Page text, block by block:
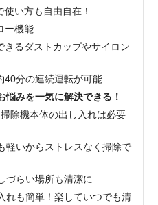
い方も自由自在！
ー機能
きるダストカップやサイロン
40分の連続運転が可能
みを一気に解決できる！
除機本体の出し入れは必要
軽いからストレスなく掃除で
づらい場所も清潔に
れも簡単！楽していつでも清